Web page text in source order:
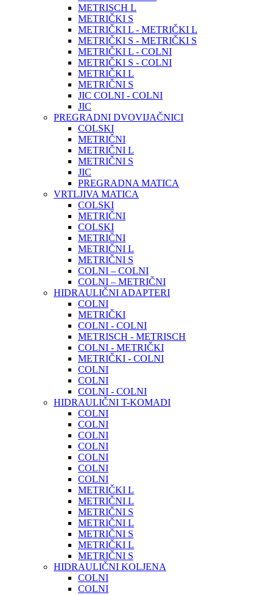
METRISCH L
METRIČKI S
METRIČKI L - METRIČKI L
METRIČKI S - METRIČKI S
METRIČKI L - COLNI
METRIČKI S - COLNI
METRIČKI L
METRIČNI S
JIC COLNI - COLNI
JIC
PREGRADNI DVOVIJAČNICI
COLSKI
METRIČNI
METRIČNI L
METRIČNI S
JIC
PREGRADNA MATICA
VRTLJIVA MATICA
COLSKI
METRIČNI
COLSKI
METRIČNI
METRIČNI L
METRIČNI S
COLNI – COLNI
COLNI – METRIČNI
HIDRAULIČNI ADAPTERI
COLNI
METRIČKI
COLNI - COLNI
METRISCH - METRISCH
COLNI - METRIČKI
METRIČKI - COLNI
COLNI
COLNI
COLNI - COLNI
HIDRAULIČNI T-KOMADI
COLNI
COLNI
COLNI
COLNI
COLNI
COLNI
COLNI
METRIČKI L
METRIČNI L
METRIČNI S
METRIČNI L
METRIČNI S
METRIČKI L
METRIČNI S
HIDRAULIČNI KOLJENA
COLNI
COLNI